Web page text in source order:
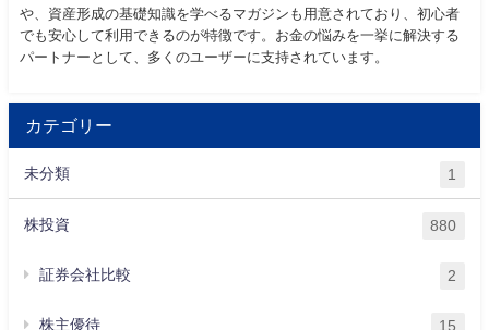
や、資産形成の基礎知識を学べるマガジンも用意されており、初心者
でも安心して利用できるのが特徴です。お金の悩みを一挙に解決する
パートナーとして、多くのユーザーに支持されています。
カテゴリー
未分類 1
株投資 880
証券会社比較 2
株主優待 15